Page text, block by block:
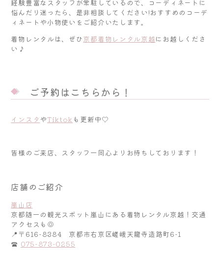
経験豊富なスタッフが常駐しているので、コーディネートに
悩んだり迷ったら、是非相談してください!おすすめのコーデ
ィネートや小物使いをご紹介いたします。
着物レンタルは、ぜひ京都着物レンタル京越にお越しくださ
い♪
ご予約はこちらから！
インスタ やTiktok も更新中♡
皆様のご来店、スタッフ一同心よりお待ちしております！
店舗のご紹介
嵐山店
京都随一の観光スポット嵐山にある着物レンタル京越！交通
アクセスも◎
📍〒616-8384 京都市右京区嵯峨天龍寺造路町6-1
☎ 075-873-0255